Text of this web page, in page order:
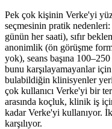
Pek çok kişinin Verke'yi
seçmesinin pratik
günün her saati), sıfır
anonimlik (ön görüşme
yok), seans başına
bunu karşılayamayanlar
bulabildiğin klinisyenler
çok kullanıcı Verke'yi bir
arasında koçluk, klinik iş
kadar Verke'yi kullanıyor.
karşılıyor.